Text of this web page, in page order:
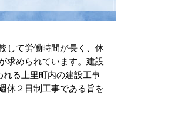
して労働時間が長く、休
求められています。建設
る上里町内の建設工事
休２日制工事である旨を